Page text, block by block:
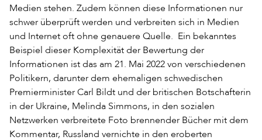
Medien stehen. Zudem können diese Informationen nur
schwer überprüft werden und verbreiten sich in Medien
und Internet oft ohne genauere Quelle. Ein bekanntes
Beispiel dieser Komplexität der Bewertung der
Informationen ist das am 21. Mai 2022 von verschiedenen
Politikern, darunter dem ehemaligen schwedischen
Premierminister Carl Bildt und der britischen Botschafterin
in der Ukraine, Melinda Simmons, in den sozialen
Netzwerken verbreitete Foto brennender Bücher mit dem
Kommentar, Russland vernichte in den eroberten